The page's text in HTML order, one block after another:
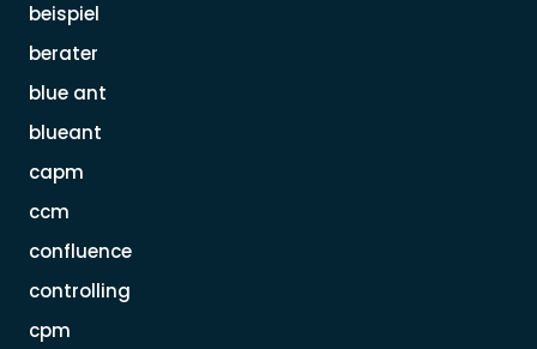
beispiel
berater
blue ant
blueant
capm
ccm
confluence
controlling
cpm